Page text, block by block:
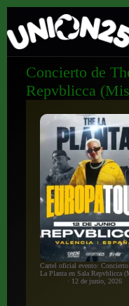
Concierto de
Repvblicca
Cartel oficial evento: Concierto
La Planta en Sala Repvblicca
· 12 de junio, 2026